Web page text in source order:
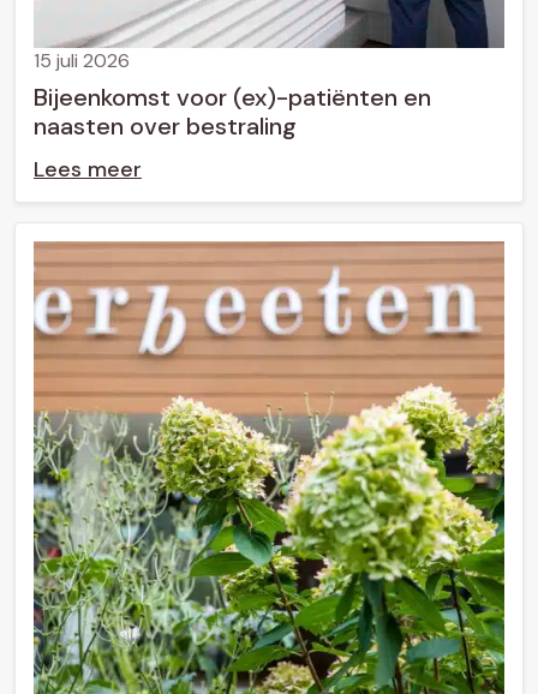
Bijeenkomst voor (ex)-patiënten en
naasten over bestraling
15 juli 2026
Lees meer